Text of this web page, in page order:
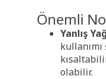
Önemli
Yanlış
olabilir.